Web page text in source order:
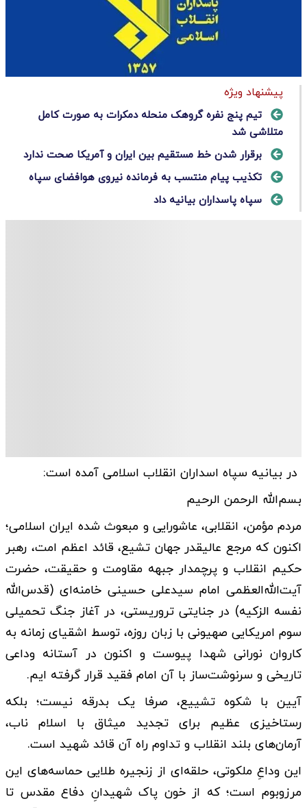
پیشنهاد ویژه
تیم پنج نفره گروهک منحله دمکرات به صورت کامل
متلاشی شد
برقرار شدن خط مستقیم بین ایران و آمریکا صحت ندارد‌
تکذیب پیام منتسب به فرمانده نیروی هوافضای سپاه
سپاه پاسداران بیانیه داد
در بیانیه سپاه اسداران انقلاب اسلامی آمده است:
بسم‌الله الرحمن الرحیم
مردم مؤمن، انقلابی، عاشورایی و مبعوث شده ایران اسلامی؛
اکنون که مرجع عالیقدر جهان تشیع، قائد اعظم امت، رهبر
حکیم انقلاب و پرچمدار جبهه مقاومت و حقیقت، حضرت
آیت‌الله‌العظمی امام سیدعلی حسینی خامنه‌ای (قدس‌الله
نفسه الزکیه) در جنایتی تروریستی، در آغاز جنگ تحمیلی
سوم امریکایی صهیونی با زبان روزه، توسط اشقیای زمانه به
کاروان نورانی شهدا پیوست و اکنون در آستانه وداعی
تاریخی و سرنوشت‌ساز با آن امام فقید قرار گرفته ایم.
آیین با شکوه تشییع، صرفا یک بدرقه‌ نیست؛ بلکه
رستاخیزی عظیم برای تجدید میثاق با اسلام ناب،
آرمان‌های بلند انقلاب و تداوم راه آن قائد شهید است.
این وداعِ ملکوتی، حلقه‌ای از زنجیره طلایی حماسه‌های این
مرزوبوم است؛ که از خون پاک شهیدانِ دفاع مقدس تا